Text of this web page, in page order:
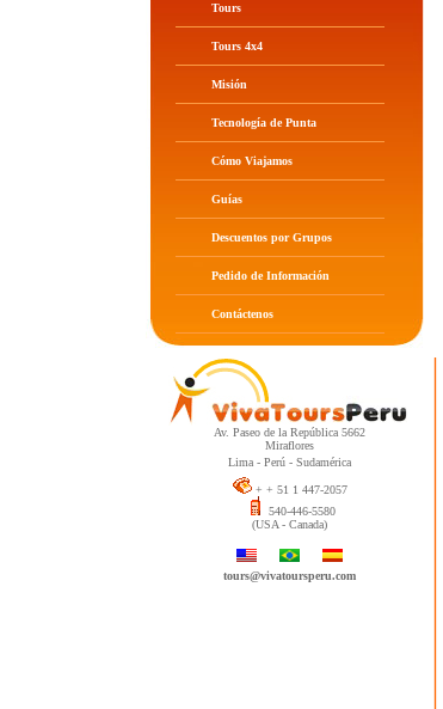
Tours
Tours 4x4
Misión
Tecnología de Punta
Cómo Viajamos
Guías
Descuentos por Grupos
Pedido de Información
Contáctenos
Av. Paseo de la República 5662
Miraflores
Lima - Perú - Sudamérica
+ + 51 1 447-2057
540-446-5580
(USA - Canada)
tours@vivatoursperu.com